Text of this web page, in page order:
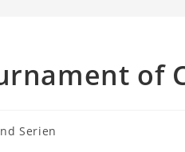
of
Serien